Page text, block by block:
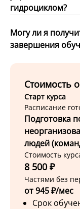
гидроциклом?
Могу ли я
завершения
Стоимость
Старт курса
Расписание
Подготовка
людей
Стоимость
8 500 ₽
Частями без
от 945 ₽/мес
Срок